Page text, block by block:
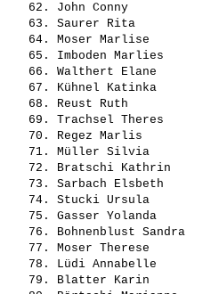
62. John Conny
63. Saurer Rita
64. Moser Marlise
65. Imboden Marlies
66. Walthert Elane
67. Kühnel Katinka
68. Reust Ruth
69. Trachsel Theres
70. Regez Marlis
71. Müller Silvia
72. Bratschi Kathrin
73. Sarbach Elsbeth
74. Stucki Ursula
75. Gasser Yolanda
76. Bohnenblust Sandra
77. Moser Therese
78. Lüdi Annabelle
79. Blatter Karin